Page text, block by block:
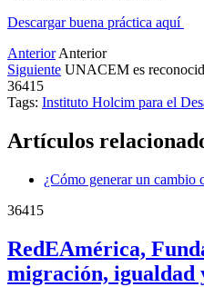
Descargar buena práctica aquí
Anterior Anterior
Siguiente UNACEM es
36415
Tags: Instituto Holcim para el
Artículos
¿Cómo generar un cambio
36415
RedEAmérica,
migración, igualdad